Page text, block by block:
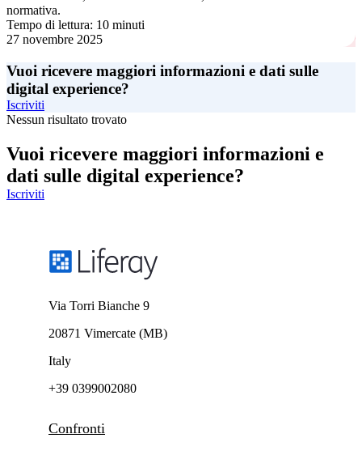
normativa.
Tempo di lettura: 10 minuti
27 novembre 2025
Vuoi ricevere maggiori informazioni e dati sulle
digital experience?
Iscriviti
Nessun risultato trovato
Vuoi ricevere maggiori informazioni e
dati sulle digital experience?
Iscriviti
Via Torri Bianche 9
20871 Vimercate (MB)
Italy
+39 0399002080
Confronti